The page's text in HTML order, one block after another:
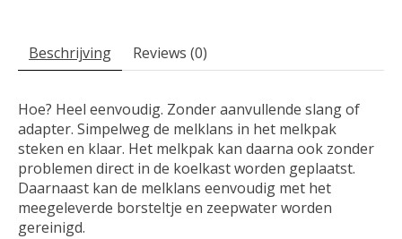
Beschrijving Reviews (0)
Hoe? Heel eenvoudig. Zonder aanvullende slang of
adapter. Simpelweg de melklans in het melkpak
steken en klaar. Het melkpak kan daarna ook zonder
problemen direct in de koelkast worden geplaatst.
Daarnaast kan de melklans eenvoudig met het
meegeleverde borsteltje en zeepwater worden
gereinigd.